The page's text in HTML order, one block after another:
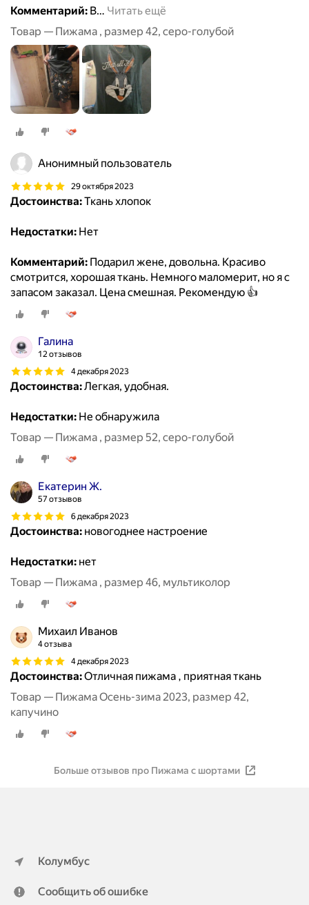
Комментарий: В… Читать ещё
Товар — Пижама , размер 42, серо-голубой
Анонимный пользователь
29 октября 2023
Достоинства:Ткань хлопок
Недостатки: Нет
Комментарий: Подарил жене, довольна. Красиво
смотрится, хорошая ткань. Немного маломерит, но я с
запасом заказал. Цена смешная. Рекомендую 👍
Галина
12 отзывов
4 декабря 2023
Достоинства:Легкая, удобная.
Недостатки: Не обнаружила
Товар — Пижама , размер 52, серо-голубой
Екатерин Ж.
57 отзывов
6 декабря 2023
Достоинства: новогоднее настроение
Недостатки: нет
Товар — Пижама , размер 46, мультиколор
Михаил Иванов
4 отзыва
4 декабря 2023
Достоинства:Отличная пижама , приятная ткань
Товар — Пижама Осень-зима 2023, размер 42,
капучино
Больше отзывов про Пижама с шортами
Колумбус
Сообщить об ошибке